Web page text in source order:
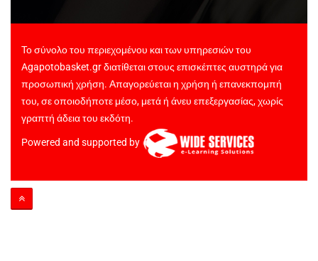
Το σύνολο του περιεχομένου και των υπηρεσιών του
Agapotobasket.gr διατίθεται στους επισκέπτες αυστηρά για
προσωπική χρήση. Απαγορεύεται η χρήση ή επανεκπομπή
του, σε οποιοδήποτε μέσο, μετά ή άνευ επεξεργασίας, χωρίς
γραπτή άδεια του εκδότη.
Powered and supported by